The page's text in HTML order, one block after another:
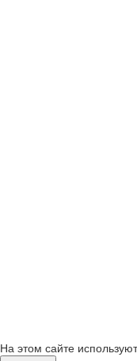
На этом сайте